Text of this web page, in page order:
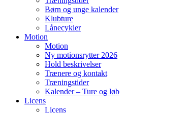
Børn og unge kalender
Klubture
Lånecykler
Motion
Motion
Ny motionsrytter 2026
Hold beskrivelser
Trænere og kontakt
Træningstider
Kalender – Ture og løb
Licens
Licens